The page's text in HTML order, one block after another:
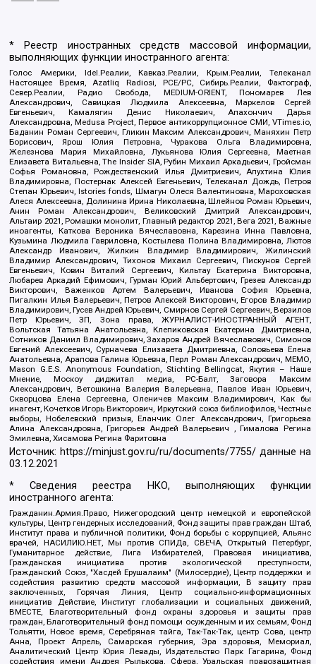
* Реестр иностранных средств массовой информации,
выполняющих функции иностранного агента:
Голос Америки, Idel.Реалии, Кавказ.Реалии, Крым.Реалии, Телеканал
Настоящее Время, Azatliq Radiosi, PCE/PC, Сибирь.Реалии, Фактограф,
Север.Реалии, Радио Свобода, MEDIUM-ORIENT, Пономарев Лев
Александрович, Савицкая Людмила Алексеевна, Маркелов Сергей
Евгеньевич, Камалягин Денис Николаевич, Апахончич Дарья
Александровна, Medusa Project, Первое антикоррупционное СМИ, VTimes.io,
Баданин Роман Сергеевич, Гликин Максим Александрович, Маняхин Петр
Борисович, Ярош Юлия Петровна, Чуракова Ольга Владимировна,
Железнова Мария Михайловна, Лукьянова Юлия Сергеевна, Маетная
Елизавета Витальевна, The Insider SIA, Рубин Михаил Аркадьевич, Гройсман
Софья Романовна, Рождественский Илья Дмитриевич, Апухтина Юлия
Владимировна, Постернак Алексей Евгеньевич, Телеканал Дождь, Петров
Степан Юрьевич, Istories fonds, Шмагун Олеся Валентиновна, Мароховская
Алеся Алексеевна, Долинина Ирина Николаевна, Шлейнов Роман Юрьевич,
Анин Роман Александрович, Великовский Дмитрий Александрович,
Альтаир 2021, Ромашки монолит, Главный редактор 2021, Вега 2021, Важные
иноагенты, Каткова Вероника Вячеславовна, Карезина Инна Павловна,
Кузьмина Людмила Гавриловна, Костылева Полина Владимировна, Лютов
Александр Иванович, Жилкин Владимир Владимирович, Жилинский
Владимир Александрович, Тихонов Михаил Сергеевич, Пискунов Сергей
Евгеньевич, Ковин Виталий Сергеевич, Кильтау Екатерина Викторовна,
Любарев Аркадий Ефимович, Гурман Юрий Альбертович, Грезев Александр
Викторович, Важенков Артем Валерьевич, Иванова София Юрьевна,
Пигалкин Илья Валерьевич, Петров Алексей Викторович, Егоров Владимир
Владимирович, Гусев Андрей Юрьевич, Смирнов Сергей Сергеевич, Верзилов
Петр Юрьевич, ЗП, Зона права, ЖУРНАЛИСТ-ИНОСТРАННЫЙ АГЕНТ,
Вольтская Татьяна Анатольевна, Клепиковская Екатерина Дмитриевна,
Сотников Даниил Владимирович, Захаров Андрей Вячеславович, Симонов
Евгений Алексеевич, Сурначева Елизавета Дмитриевна, Соловьева Елена
Анатольевна, Арапова Галина Юрьевна, Перл Роман Александрович, МЕМО,
Mason G.E.S. Anonymous Foundation, Stichting Bellingcat, Якутия – Наше
Мнение, Москоу диджитал медиа, РС-Балт, Заговора Максим
Александрович, Ветошкина Валерия Валерьевна, Павлов Иван Юрьевич,
Скворцова Елена Сергеевна, Оленичев Максим Владимирович, Как бы
инагент, Кочетков Игорь Викторович, Иркутский союз библиофилов, Честные
выборы, Нобелевский призыв, Еланчик Олег Александрович, Григорьева
Алина Александровна, Григорьев Андрей Валерьевич , Гималова Регина
Эмилевна, Хисамова Регина Фаритовна
Источник: https://minjust.gov.ru/ru/documents/7755/ данные на
03.12.2021
* Сведения реестра НКО, выполняющих функции
иностранного агента:
Гражданин.Армия.Право, Нижегородский центр немецкой и европейской
культуры, Центр гендерных исследований, Фонд защиты прав граждан Штаб,
Институт права и публичной политики, Фонд борьбы с коррупцией, Альянс
врачей, НАСИЛИЮ.НЕТ, Мы против СПИДа, СВЕЧА, Открытый Петербург,
Гуманитарное действие, Лига Избирателей, Правовая инициатива,
Гражданская инициатива против экологической преступности,
Гражданский Союз, "Хасдей Ерушалаим" (Милосердие), Центр поддержки и
содействия развитию средств массовой информации, В защиту прав
заключенных, Горячая Линия, Центр социально-информационных
инициатив Действие, Институт глобализации и социальных движений,
ВМЕСТЕ, Благотворительный фонд охраны здоровья и защиты прав
граждан, Благотворительный фонд помощи осужденным и их семьям, Фонд
Тольятти, Новое время, Серебряная тайга, Так-Так-Так, центр Сова, центр
Анна, Проект Апрель, Самарская губерния, Эра здоровья, Мемориал,
Аналитический Центр Юрия Левады, Издательство Парк Гагарина, Фонд
содействия имени Андрея Рылькова, Сфера, Уральская правозащитная